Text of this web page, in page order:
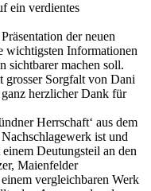
ein verdientes
der neuen
wichtigsten Informationen
sichtbarer machen soll.
grosser Sorgfalt von Dani
herzlicher Dank für
Herrschaft‘ aus dem
ist und
Deutungsteil an den
Maienfelder
vergleichbaren Werk